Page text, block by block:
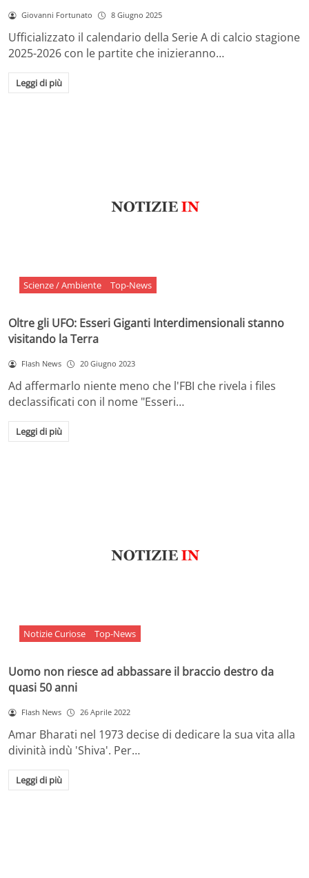
Giovanni Fortunato 8 Giugno 2025
Ufficializzato il calendario della Serie A di calcio stagione
2025-2026 con le partite che inizieranno…
Leggi di più
Scienze / Ambiente Top-News
Oltre gli UFO: Esseri Giganti Interdimensionali stanno
visitando la Terra
Flash News 20 Giugno 2023
Ad affermarlo niente meno che l'FBI che rivela i files
declassificati con il nome "Esseri…
Leggi di più
Notizie Curiose Top-News
Uomo non riesce ad abbassare il braccio destro da
quasi 50 anni
Flash News 26 Aprile 2022
Amar Bharati nel 1973 decise di dedicare la sua vita alla
divinità indù 'Shiva'. Per…
Leggi di più